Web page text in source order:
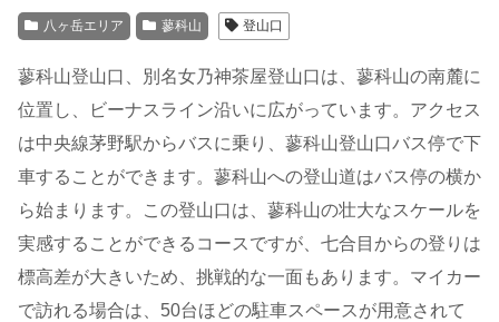
八ヶ岳エリア 蓼科山 登山口
蓼科山登山口、別名女乃神茶屋登山口は、蓼科山の南麓に
位置し、ビーナスライン沿いに広がっています。アクセス
は中央線茅野駅からバスに乗り、蓼科山登山口バス停で下
車することができます。蓼科山への登山道はバス停の横か
ら始まります。この登山口は、蓼科山の壮大なスケールを
実感することができるコースですが、七合目からの登りは
標高差が大きいため、挑戦的な一面もあります。マイカー
で訪れる場合は、50台ほどの駐車スペースが用意されて